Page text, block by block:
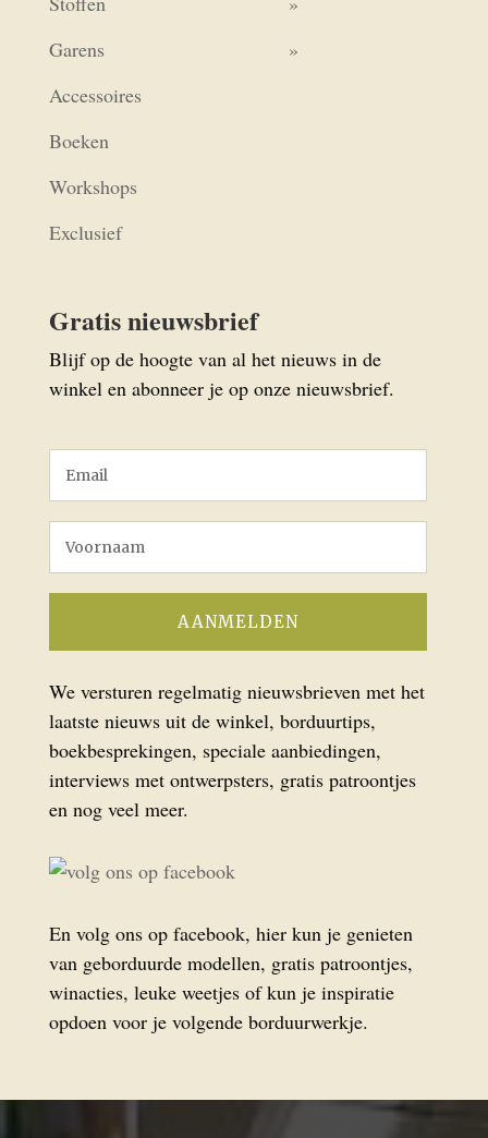
Garens
Accessoires
Boeken
Workshops
Exclusief
Gratis nieuwsbrief
Blijf op de hoogte van al het nieuws in de
winkel en abonneer je op onze nieuwsbrief.
We versturen regelmatig nieuwsbrieven met het
laatste nieuws uit de winkel, borduurtips,
boekbesprekingen, speciale aanbiedingen,
interviews met ontwerpsters, gratis patroontjes
en nog veel meer.
En volg ons op facebook, hier kun je genieten
van geborduurde modellen, gratis patroontjes,
winacties, leuke weetjes of kun je inspiratie
opdoen voor je volgende borduurwerkje.